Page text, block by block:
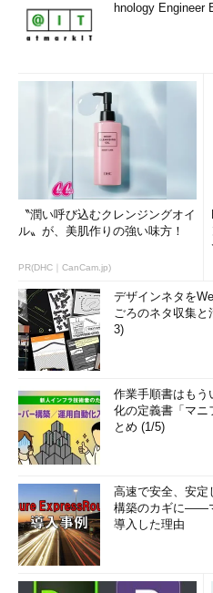
hnology Engineer
〝潤い呼び込むクレンジングオイ
ル〟が、美肌作りの強い味方！
PR(DHC｜CanCam.jp)
デザインネタを
ごろのネタ収集
3)
作業手順書はもう
化の定義書「マニ
とめ (1/5)
高速で安全、安定
構築のカギに――
導入した理由